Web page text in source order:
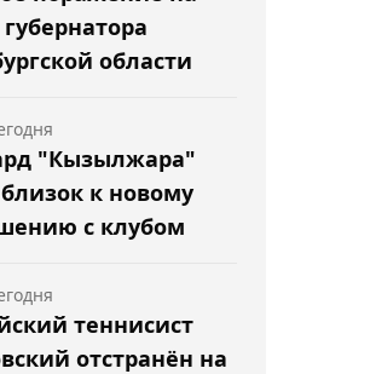
области
"Кызылжара"
близок к новому
с клубом
теннисист
отстранён на